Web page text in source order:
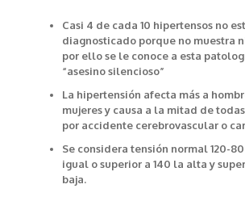
Casi 4 de cada 10 hipertensos no
diagnosticado porque no muestra
por ello se le conoce a esta
“asesino silencioso”
La hipertensión afecta más a
mujeres y causa a la mitad de
por accidente cerebrovascular o
Se considera tensión normal 120-
igual o superior a 140 la alta y
baja.